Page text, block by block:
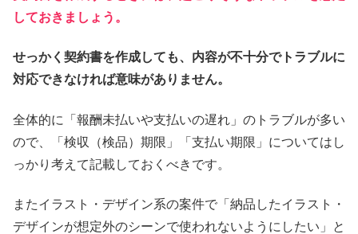
しておきましょう。
せっかく契約書を作成しても、内容が不十分でトラブルに
対応できなければ意味がありません。
全体的に「報酬未払いや支払いの遅れ」のトラブルが多い
ので、「検収（検品）期限」「支払い期限」についてはし
っかり考えて記載しておくべきです。
またイラスト・デザイン系の案件で「納品したイラスト・
デザインが想定外のシーンで使われないようにしたい」と